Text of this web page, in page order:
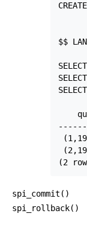
$$
(2
spi_commit()
spi_rollback()